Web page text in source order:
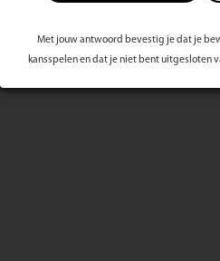
Met jouw antwoord bevestig je dat je
kansspelen en dat je niet bent uitgesloten